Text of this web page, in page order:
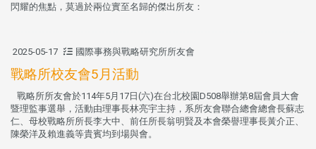
閃耀的焦點，莫過於兩位實至名歸的傑出所友：
2025-05-17 國際事務與戰略研究所所友會
戰略所校友會5月活動
戰略所所友會於114年5月17日(六)在台北校園D508舉辦第8屆會員大會
暨理監事選舉，活動由理事長林亮宇主持，系所友會聯合總會總會長蘇志
仁、母校戰略所所長李大中、前任所長翁明賢及本會榮譽理事長黃介正、
陳榮洋及賴進義等貴賓均到場與會。